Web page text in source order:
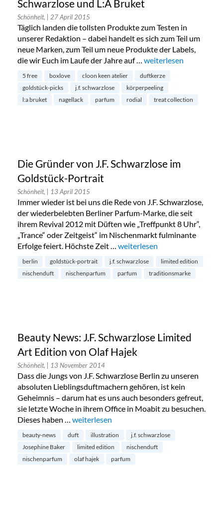
Schwarzlose und L:A Bruket
Schönheit, | 27 April 2015
Täglich landen die tollsten Produkte zum Testen in
unserer Redaktion – dabei handelt es sich zum Teil um
neue Marken, zum Teil um neue Produkte der Labels,
die wir Euch im Laufe der Jahre auf … „Redaktions-
weiterlesen
5 free boxlove cloon keen atelier
duftkerze
goldstück-picks
j.f. schwarzlose
körperpeeling
l:a bruket
nagellack parfum rodial treat collection
Die Gründer von J.F. Schwarzlose im
Goldstück-Portrait
Schönheit, | 13 April 2015
Immer wieder ist bei uns die Rede von J.F. Schwarzlose,
der wiederbelebten Berliner Parfum-Marke, die seit
ihrem Revival 2012 mit Düften wie „Treffpunkt 8 Uhr“,
„Trance“ oder Zeitgeist“ im Nischenmarkt fulminante
Erfolge feiert. Höchste Zeit … „Die Gründer von J.F.
weiterlesen
berlin goldstück-portrait j.f. schwarzlose
limited edition
nischenduft
nischenparfum parfum traditionsmarke
Beauty News: J.F. Schwarzlose Limited
Art Edition von Olaf Hajek
Schönheit, | 13 November 2014
Dass die Jungs von J.F. Schwarzlose Berlin zu unseren
absoluten Lieblingsduftmachern gehören, ist kein
Geheimnis – darum hat es uns auch besonders gefreut,
sie letzte Woche in ihrem Office in Moabit zu besuchen.
Dieses haben … „Beauty News: J.F. Schwarzlose Limited
weiterlesen
beauty-news duft illustration
j.f. schwarzlose
Josephine Baker
limited edition
nischenduft
nischenparfum
olaf hajek parfum